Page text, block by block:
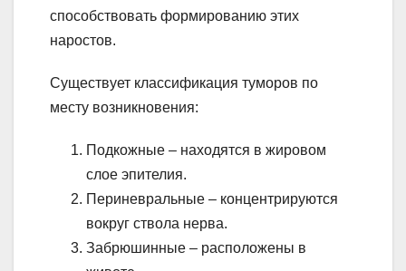
способствовать формированию этих
наростов.
Существует классификация туморов по
месту возникновения:
Подкожные – находятся в жировом
слое эпителия.
Периневральные – концентрируются
вокруг ствола нерва.
Забрюшинные – расположены в